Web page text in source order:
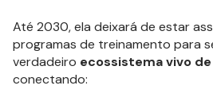
Até 2030, ela deixará de estar
programas de treinamento para
verdadeiro ecossistema vivo
conectando: